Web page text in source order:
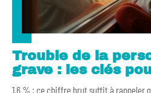
Trouble de la
grave : les clés
1,6 % : ce chiffre brut suffit à rappeler